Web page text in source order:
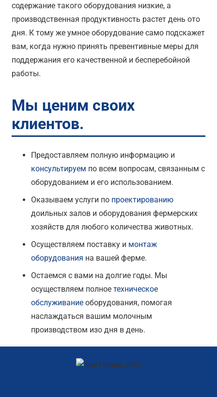
содержание такого оборудования низкие, а
производственная продуктивность растет день ото
дня. К тому же умное оборудование само подскажет
вам, когда нужно принять превентивные меры для
поддержания его качественной и бесперебойной
работы.
Мы ценим своих
клиентов.
Предоставляем полную информацию и
консультируем по всем вопросам, связанным с
оборудованием и его использованием.
Оказываем услуги по проектированию
доильных залов и оборудования фермерских
хозяйств для любого количества животных.
Осуществляем поставку и монтаж
оборудования на вашей ферме.
Остаемся с вами на долгие годы. Мы
осуществляем полное техническое
обслуживание оборудования, помогая
наслаждаться вашим молочным
производством изо дня в день.